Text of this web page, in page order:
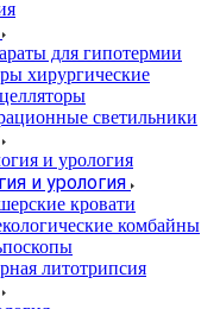
для гипотермии
хирургические
светильники
и урология
кровати
комбайны
литотрипсия